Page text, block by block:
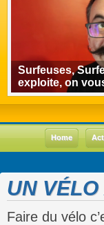
Surfeuses,
exploite, on
Home
UN
Faire du vélo